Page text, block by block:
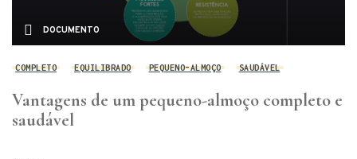
DOCUMENTO
COMPLETO EQUILIBRADO PEQUENO-ALMOÇO SAUDÁVEL
Vantagens de um pequeno-almoço completo e
saudável